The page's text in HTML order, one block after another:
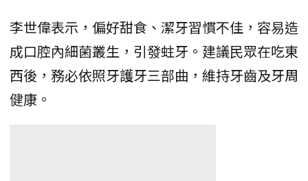
李世偉表示，偏好甜食、潔牙習慣不佳，容易造
成口腔內細菌叢生，引發蛀牙。建議民眾在吃東
西後，務必依照牙護牙三部曲，維持牙齒及牙周
健康。